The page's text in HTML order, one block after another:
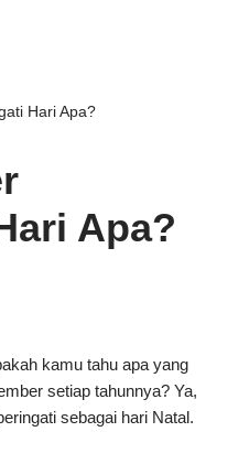
Hari Apa?
Apa?
kamu tahu apa yang
setiap tahunnya? Ya,
sebagai hari Natal.